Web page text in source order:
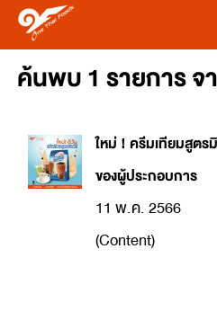
ค้นพบ 1 รายการ จ
ใหม่ ! ครีมเทียมสูต
ของผู้ประกอบการ
11 พ.ค. 2566
(Content)